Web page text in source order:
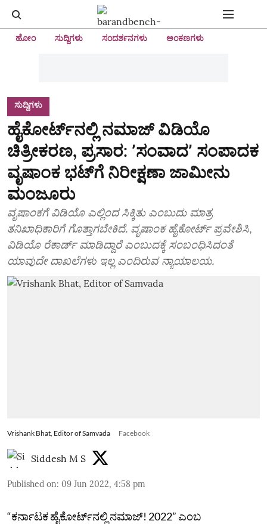
ಹೋಂ ಸುದ್ದಿಗಳು ಸಂದರ್ಶನಗಳು ಅಂಕಣಗಳು
ಸುದ್ದಿಗಳು
ಹೈಕೋರ್ಟ್‌ನಲ್ಲಿ ನಮಾಜ್‌ ವಿಡಿಯೊ
ಚಿತ್ರೀಕರಣ, ಪ್ರಸಾರ: ʼಸಂವಾದʼ ಸಂಪಾದಕ
ವೃಷಾಂಕ ಭಟ್‌ಗೆ ನಿರೀಕ್ಷಣಾ ಜಾಮೀನು
ಮಂಜೂರು
ವೃಷಾಂಕಗೆ ವಿಡಿಯೊ ಎಲ್ಲಿಂದ ಸಿಕ್ಕಿತು ಎಂಬುದು ಮಾತ್ರ
ತನಿಖಾಧಿಕಾರಿಗೆ ಗೊತ್ತಾಗಬೇಕಿದೆ. ವೃಷಾಂಕ ಹೈಕೋರ್ಟ್‌ ಪ್ರವೇಶಿಸಿ,
ವಿಡಿಯೊ ರೆಕಾರ್ಡ್‌ ಮಾಡಿದ್ದಾರೆ ಎಂಬುದಕ್ಕೆ ಸಂಬಂಧಿಸಿದಂತೆ
ಯಾವುದೇ ದಾಖಲೆಗಳು ಇಲ್ಲ ಎಂದಿರುವ ನ್ಯಾಯಾಲಯ.
Vrishank Bhat, Editor of Samvada Facebook
Siddesh M S
Published on: 09 Jun 2022, 4:58 pm
“ಕರ್ನಾಟಕ ಹೈಕೋರ್ಟ್‌ನಲ್ಲಿ ನಮಾಜ್‌! 2022” ಎಂಬ